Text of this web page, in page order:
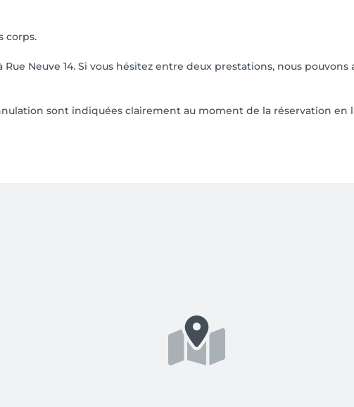
corps.
Rue Neuve 14. Si vous hésitez entre deux prestations, nous
sont indiquées clairement au moment de la réservation en